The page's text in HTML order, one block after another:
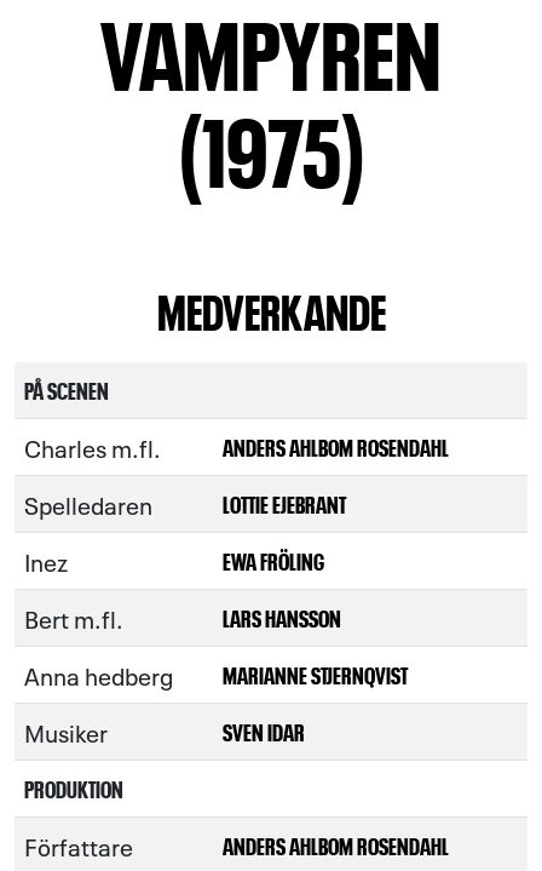
VAMPYREN
(1975)
MEDVERKANDE
PÅ SCENEN
Charles m.fl. ANDERS AHLBOM ROSENDAHL
Spelledaren LOTTIE EJEBRANT
Inez EWA FRÖLING
Bert m.fl. LARS HANSSON
Anna hedberg MARIANNE STJERNQVIST
Musiker
SVEN IDAR
PRODUKTION
Författare ANDERS AHLBOM ROSENDAHL